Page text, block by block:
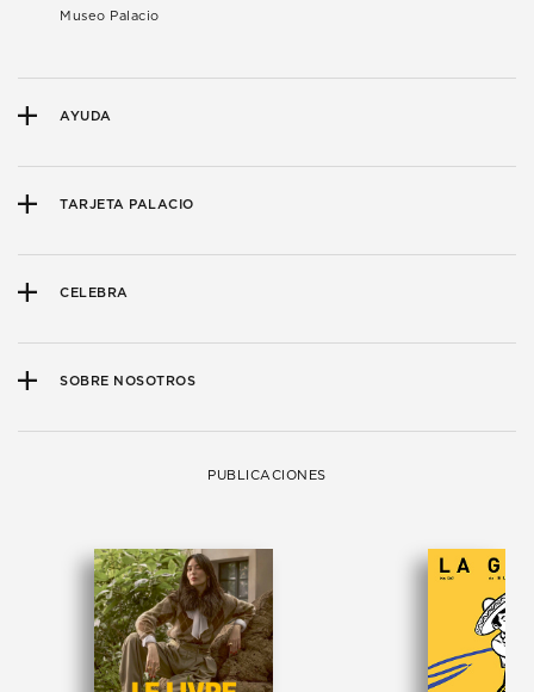
Museo Palacio
AYUDA
TARJETA PALACIO
CELEBRA
SOBRE NOSOTROS
PUBLICACIONES